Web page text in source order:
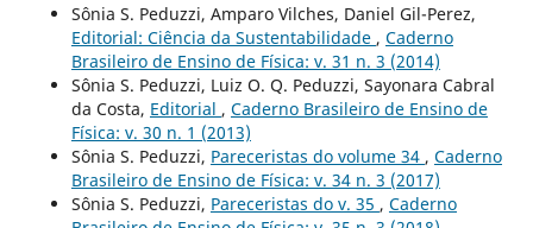
Sônia S. Peduzzi, Amparo Vilches, Daniel Gil-Perez,
Editorial: Ciência da Sustentabilidade , Caderno
Brasileiro de Ensino de Física: v. 31 n. 3 (2014)
Sônia S. Peduzzi, Luiz O. Q. Peduzzi, Sayonara Cabral
da Costa, Editorial , Caderno Brasileiro de Ensino de
Física: v. 30 n. 1 (2013)
Sônia S. Peduzzi, Pareceristas do volume 34 , Caderno
Brasileiro de Ensino de Física: v. 34 n. 3 (2017)
Sônia S. Peduzzi, Pareceristas do v. 35 , Caderno